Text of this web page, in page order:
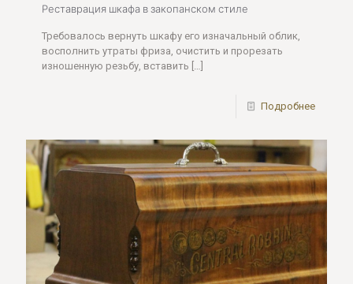
Реставрация шкафа в закопанском стиле
Требовалось вернуть шкафу его изначальный облик,
восполнить утраты фриза, очистить и прорезать
изношенную резьбу, вставить
Подробнее